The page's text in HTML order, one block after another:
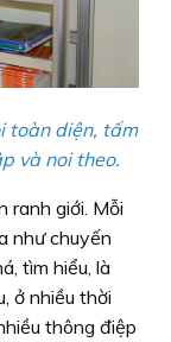
toàn diện, tấm
và noi theo.
ranh giới. Mỗi
như chuyến
tìm hiểu, là
ở nhiều thời
thông điệp